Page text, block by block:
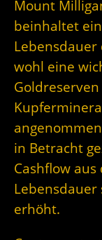
Mount
beinhaltet
Lebensdauer
wohl eine
in Betracht
Cashflow
Lebensdauer
erhöht.